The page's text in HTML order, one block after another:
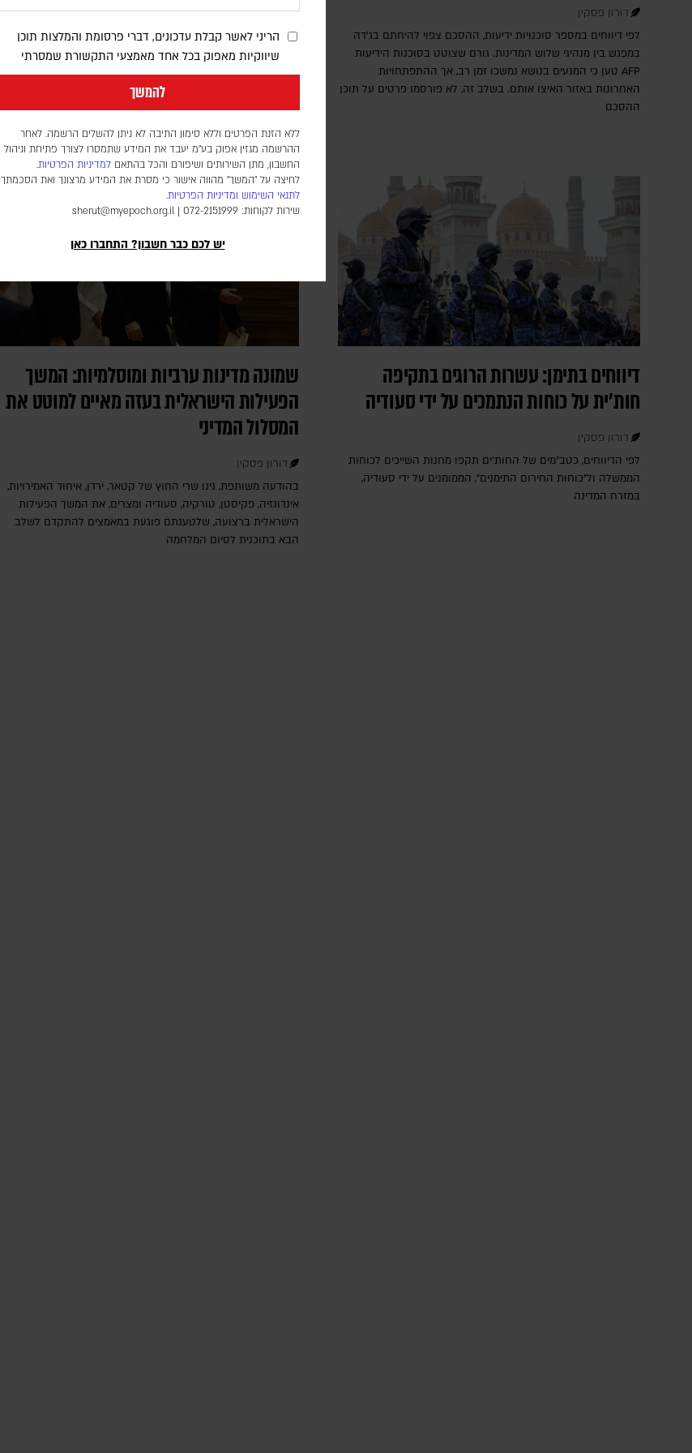
הריני לאשר קבלת עדכונים, דברי פרסומת והמלצות תוכן
שיווקיות מאפוק בכל אחד מאמצעי התקשורת שמסרתי
להמשך
ללא הזנת הפרטים וללא סימון התיבה לא ניתן להשלים הרשמה. לאחר
ההרשמה מגזין אפוק בע״מ יעבד את המידע שתמסרו לצורך פתיחת וניהול
החשבון, מתן השירותים ושיפורם והכל בהתאם למדיניות הפרטיות.
לחיצה על "המשך" מהווה אישור כי מסרת את המידע מרצונך ואת הסכמתך
לתנאי השימוש ומדיניות הפרטיות.
שירות לקוחות: 072-2151999 |
sherut@myepoch.org.il
יש לכם כבר חשבון? התחברו כאן
דורון פסקין
לפי דיווחים במספר סוכנויות ידיעות, ההסכם צפוי להיחתם בג'דה
במפגש בין מנהיגי שלוש המדינות. גורם שצוטט בסוכנות הידיעות
AFP טען כי המגעים בנושא נמשכו זמן רב, אך ההתפתחויות
האחרונות באזור האיצו אותם. בשלב זה, לא פורסמו פרטים על תוכן
ההסכם
דורון פסקין
סוכנות הידיעות פארס, המזוהה עם משמרות המהפכה, ציטטה גורם
במשרד החוץ שטען כי הנתיב הצפוני והדרומי במצר הורמוז יבוטלו
והתנועה תועבר לנתיב המרכזי
דיווחים בתימן: עשרות הרוגים בתקיפה
חות'ית על כוחות הנתמכים על ידי סעודיה
דורון פסקין
לפי הדיווחים, כטב"מים של החות'ים תקפו מחנות השייכים לכוחות
הממשלה ול"כוחות החירום התימנים", הממומנים על ידי סעודיה,
במזרח המדינה
שמונה מדינות ערביות ומוסלמיות: המשך
הפעילות הישראלית בעזה מאיים למוטט את
המסלול המדיני
דורון פסקין
בהודעה משותפת, גינו שרי החוץ של קטאר, ירדן, איחוד האמירויות,
אינדונזיה, פקיסטן, טורקיה, סעודיה ומצרים, את המשך הפעילות
הישראלית ברצועה, שלטענתם פוגעת במאמצים להתקדם לשלב
הבא בתוכנית לסיום המלחמה